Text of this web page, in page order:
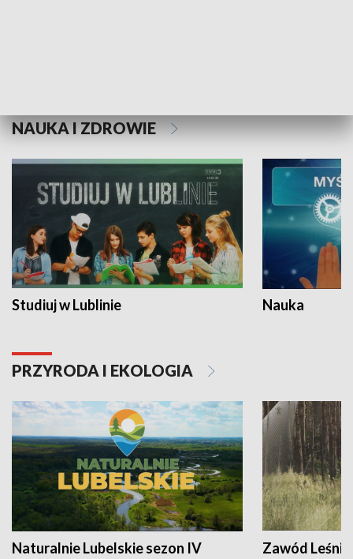
NAUKA I ZDROWIE
Studiuj w Lublinie Nauka
PRZYRODA I EKOLOGIA
Naturalnie Lubelskie sezon IV Zawód Leśnik